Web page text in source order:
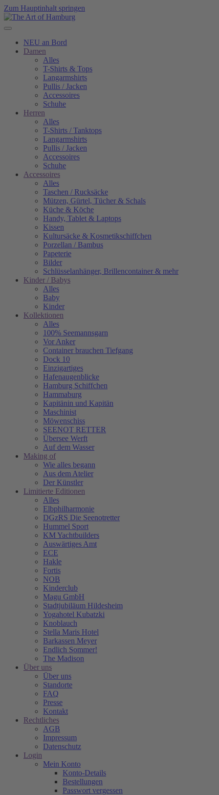
Zum Hauptinhalt springen
NEU an Bord
Damen
Alles
T-Shirts & Tops
Langarmshirts
Pullis / Jacken
Accessoires
Schuhe
Herren
Alles
T-Shirts / Tanktops
Langarmshirts
Pullis / Jacken
Accessoires
Schuhe
Accessoires
Alles
Taschen / Rucksäcke
Mützen, Gürtel, Tücher & Schals
Küche & Köche
Handy, Tablet & Laptops
Kissen
Kultursäcke & Kosmetikschiffchen
Porzellan / Bambus
Papeterie
Bilder
Schlüsselanhänger, Brillencontainer & mehr
Kinder / Babys
Alles
Baby
Kinder
Kollektionen
Alles
100% Seemannsgarn
Vor Anker
Container brauchen Tiefgang
Dock 10
Einzigartiges
Hafenaugen­blicke
Hamburg Schiffchen
Hammaburg
Kapitänin und Kapitän
Maschinist
Möwenschiss
SEENOT RETTER
Übersee Werft
Auf dem Wasser
Making of
Wie alles begann
Aus dem Atelier
Der Künstler
Limitierte Editionen
Alles
Elbphilharmonie
DGzRS Die Seenotretter
Hummel Sport
KM Yachtbuilders
Auswärtiges Amt
ECE
Hakle
Fortis
NOB
Kinderclub
Magu GmbH
Stadtjubiläum Hildesheim
Yogahotel Kubatzki
Knoblauch
Stella Maris Hotel
Barkassen Meyer
Endlich Sommer!
The Madison
Über uns
Über uns
Standorte
FAQ
Presse
Kontakt
Rechtliches
AGB
Impressum
Datenschutz
Login
Mein Konto
Konto-Details
Bestellungen
Passwort vergessen